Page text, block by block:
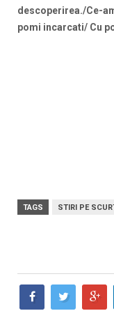
descoperirea./Ce-
pomi incarcati/ Cu
TAGS STIRI PE